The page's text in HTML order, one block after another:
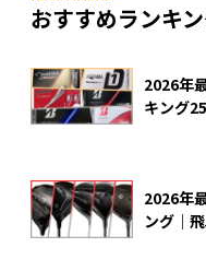
おすすめランキ
2026年
キング
2026年
ング｜